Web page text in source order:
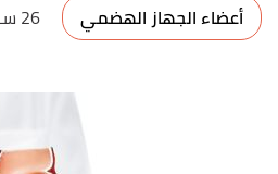
أعضاء الجهاز الهضمي
26 سبتمبر 2021